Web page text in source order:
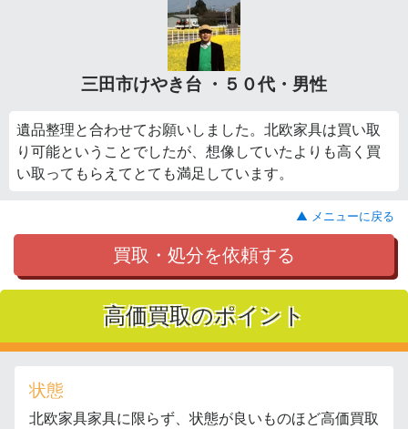
三田市けやき台 ・５０代・男性
遺品整理と合わせてお願いしました。北欧家具は買い取
り可能ということでしたが、想像していたよりも高く買
い取ってもらえてとても満足しています。
▲ メニューに戻る
買取・処分を依頼する
高価買取のポイント
状態
北欧家具家具に限らず、状態が良いものほど高価買取